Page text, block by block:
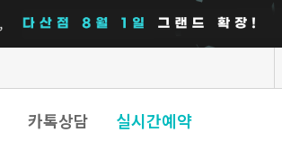
카톡상담 실시간예약